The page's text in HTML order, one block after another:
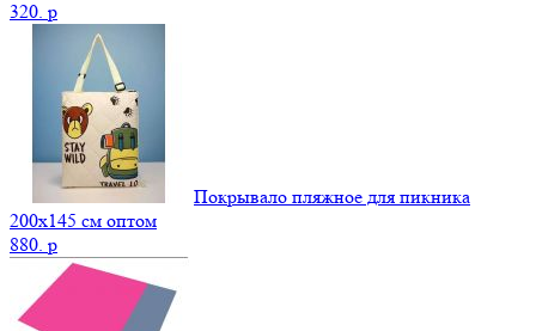
320. p
Покрывало пляжное для пикника
200х145 см оптом
880. p